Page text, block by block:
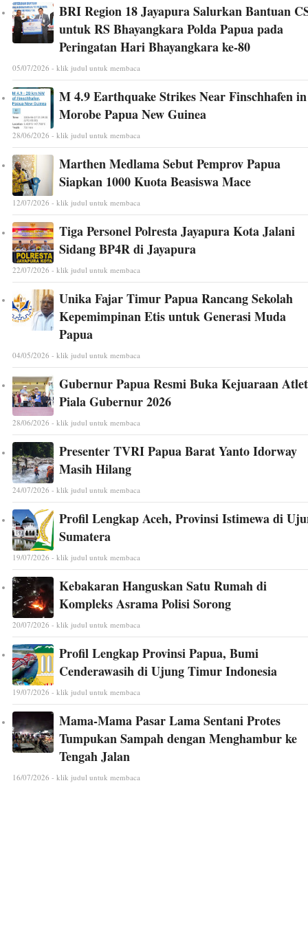
BRI Region 18 Jayapura Salurkan Bantuan
untuk RS Bhayangkara Polda Papua pada
Peringatan Hari Bhayangkara ke-80
05/07/2026 - klik judul untuk membaca
M 4.9 Earthquake Strikes Near Finschhafen in
Morobe Papua New Guinea
28/06/2026 - klik judul untuk membaca
Marthen Medlama Sebut Pemprov Papua
Siapkan 1000 Kuota Beasiswa Mace
12/07/2026 - klik judul untuk membaca
Tiga Personel Polresta Jayapura Kota Jalani
Sidang BP4R di Jayapura
22/07/2026 - klik judul untuk membaca
Unika Fajar Timur Papua Rancang Sekolah
Kepemimpinan Etis untuk Generasi Muda
Papua
04/05/2026 - klik judul untuk membaca
Gubernur Papua Resmi Buka Kejuaraan
Piala Gubernur 2026
28/06/2026 - klik judul untuk membaca
Presenter TVRI Papua Barat Yanto Idorway
Masih Hilang
24/07/2026 - klik judul untuk membaca
Profil Lengkap Aceh, Provinsi Istimewa di
Sumatera
19/07/2026 - klik judul untuk membaca
Kebakaran Hanguskan Satu Rumah di
Kompleks Asrama Polisi Sorong
20/07/2026 - klik judul untuk membaca
Profil Lengkap Provinsi Papua, Bumi
Cenderawasih di Ujung Timur Indonesia
19/07/2026 - klik judul untuk membaca
Mama-Mama Pasar Lama Sentani Protes
Tumpukan Sampah dengan Menghambur ke
Tengah Jalan
16/07/2026 - klik judul untuk membaca